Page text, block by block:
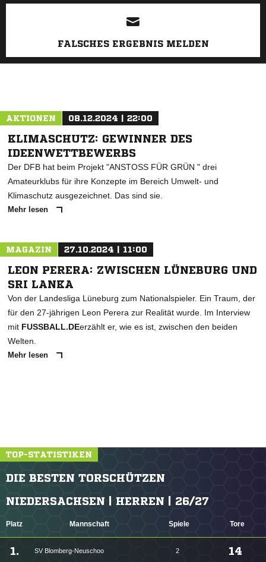
ANZEIGE
FALSCHES ERGEBNIS MELDEN
AKTIONEN 08.12.2024 | 22:00
KLIMASCHUTZ: GEWINNER DES
IDEENWETTBEWERBS
Der DFB hat beim Projekt "ANSTOSS FÜR GRÜN " drei
Amateurklubs für ihre Konzepte im Bereich Umwelt- und
Klimaschutz ausgezeichnet. Das sind sie.
Mehr lesen
MAGAZIN 27.10.2024 | 11:00
LEON PERERA: ZWISCHEN LÜNEBURG UND
SRI LANKA
Von der Landesliga Lüneburg zum Nationalspieler. Ein Traum, der
für den 27-jährigen Leon Perera zur Realität wurde. Im Interview
mit FUSSBALL.DEerzählt er, wie es ist, zwischen den beiden
Welten.
Mehr lesen
TOP-STATISTIKEN
DIE BESTEN TORSCHÜTZEN
NIEDERSACHSEN | HERREN | 26/27
Platz Mannschaft Spiele Tore
1. SV Blomberg-Neuschoo 2 14